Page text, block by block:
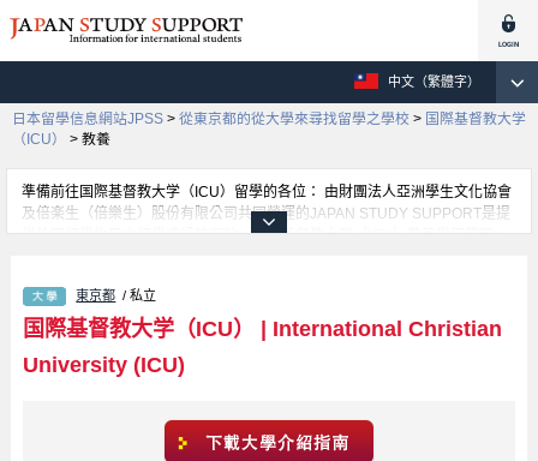
中文（繁體字）
日本留學信息網站JPSS > 從東京都的從大學來尋找留學之學校 > 国際基督教大学
（ICU）
> 教養
準備前往国際基督教大学（ICU）留學的各位： 由財團法人亞洲學生文化協會
及倍楽生（倍樂生）股份有限公司共同營運的JAPAN STUDY SUPPORT是提
供外國留學生日本留學資訊的網站。国際基督教大学（ICU）教養學部等等，
學生的1300所大學、大學院、短大、專門學校等資訊。
東京都 / 私立
国際基督教大学（ICU）
International Christian
University (ICU)